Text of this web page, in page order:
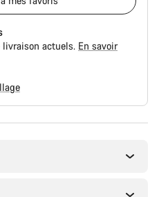
actuels. En savoir